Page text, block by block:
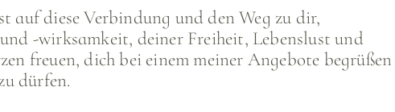
sowie deiner Resilienz.
mehr: eine Haltung, die meiner Meinung nach
erhalten muss, für einen feinfühligeren Umgang
auf diese Verbindung und den Weg zu dir,
-wirksamkeit, deiner Freiheit, Lebenslust und
freuen, dich bei einem meiner Angebote begrüßen
dürfen.